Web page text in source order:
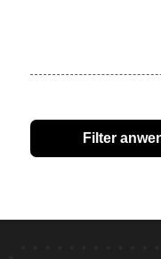
Filter